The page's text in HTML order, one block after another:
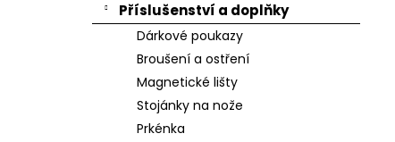
Příslušenství a doplňky
Dárkové poukazy
Broušení a ostření
Magnetické lišty
Stojánky na nože
Prkénka